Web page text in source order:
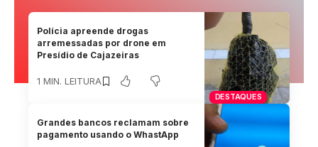
DESTAQUES
Polícia apreende drogas
arremessadas por drone em
Presídio de Cajazeiras
1 MIN. LEITURA
Grandes bancos reclamam sobre
pagamento usando o WhastApp